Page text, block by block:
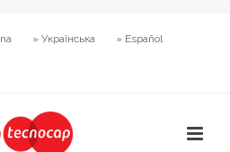
» Українська » Español